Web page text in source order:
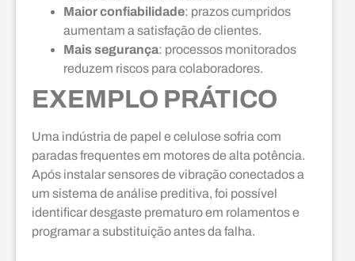
Maior confiabilidade: prazos cumpridos
aumentam a satisfação de clientes.
Mais segurança: processos monitorados
reduzem riscos para colaboradores.
EXEMPLO PRÁTICO
Uma indústria de papel e celulose sofria com
paradas frequentes em motores de alta potência.
Após instalar sensores de vibração conectados a
um sistema de análise preditiva, foi possível
identificar desgaste prematuro em rolamentos e
programar a substituição antes da falha.